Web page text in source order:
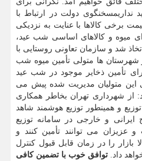
دولت در ارتباط با
برخی کالاها با عنایت به نزدیکی
میوه و کالاهای اساسی شب عید،
اتخاذ شد و سازمان تعاونی روستایی با
شهرستان ها متولی تأمین میوه شب
تأمین ذخایر موجود در شب عید
این متولیان مدیریت شده پیش می
از شهرداری تهران بخاطر همکاری
و همینطور توزیع هوشمند شاهد
ایرانی و خارجی در سامانه توزیع
عزیزان می توانند تأمین کنند و
بازار را در زمان قابل قبول کنترل
داد. توافق خوب با تضمین کافی